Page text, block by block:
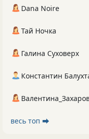
Dana Noire
Тай Ночка
Галина Суховерх
Константин
весь топ ⮕